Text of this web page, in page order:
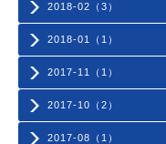
2018-02（3）
2018-01（1）
2017-11（1）
2017-10（2）
2017-08（1）